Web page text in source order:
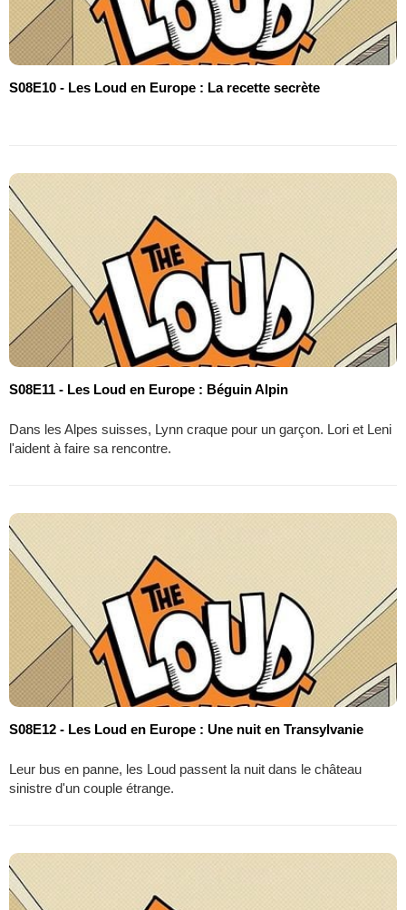
S08E10 - Les Loud en Europe : La recette secrète
S08E11 - Les Loud en Europe : Béguin Alpin
Dans les Alpes suisses, Lynn craque pour un garçon. Lori et Leni
l'aident à faire sa rencontre.
S08E12 - Les Loud en Europe : Une nuit en Transylvanie
Leur bus en panne, les Loud passent la nuit dans le château
sinistre d'un couple étrange.